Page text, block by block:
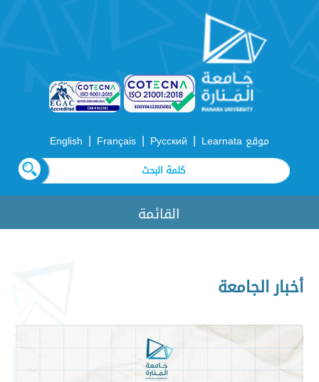
موقع Learnata |
Русский
|
Français
|
English
القائمة
أخبار الجامعة